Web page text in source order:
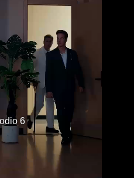
6